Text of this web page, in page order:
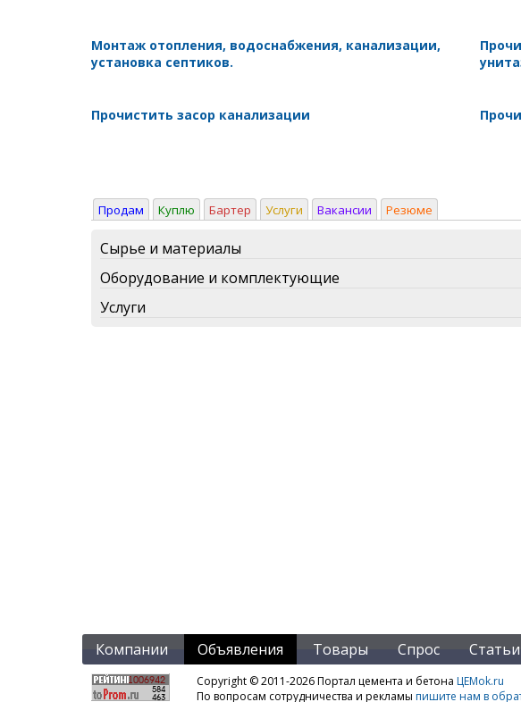
Монтаж отопления, водоснабжения, канализации,
установка септиков.
Прочистить засор канализации
Продам Куплю Бартер Услуги Вакансии Резюме
Сырье и материалы
Оборудование и комплектующие
Услуги
Компании Объявления Товары Спрос Статьи
Copyright © 2011-2026 Портал цемента и бетона ЦЕМok.ru
По вопросам сотрудничества и рекламы пишите нам в